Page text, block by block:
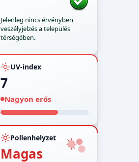
MA 19:00
29°
Jelenleg nincs érvényben
veszélyjelzés a település
térségében.
UV-index
7
Nagyon erős
Pollenhelyzet
Magas